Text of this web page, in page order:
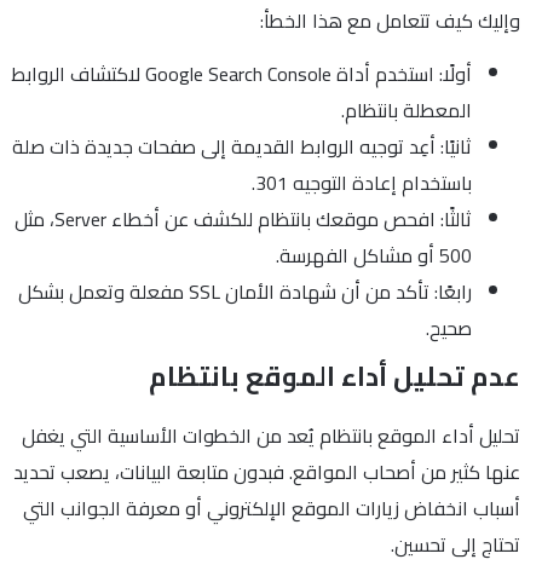
وإليك كيف تتعامل مع هذا الخطأ:
أولًا: استخدم أداة Google Search Console لاكتشاف الروابط
المعطلة بانتظام.
ثانيًا: أعِد توجيه الروابط القديمة إلى صفحات جديدة ذات صلة
باستخدام إعادة التوجيه 301.
ثالثًا: افحص موقعك بانتظام للكشف عن أخطاء Server، مثل
500 أو مشاكل الفهرسة.
رابعًا: تأكد من أن شهادة الأمان SSL مفعلة وتعمل بشكل
صحيح.
عدم تحليل أداء الموقع بانتظام
تحليل أداء الموقع بانتظام يُعد من الخطوات الأساسية التي يغفل
عنها كثير من أصحاب المواقع. فبدون متابعة البيانات، يصعب تحديد
أسباب انخفاض زيارات الموقع الإلكتروني أو معرفة الجوانب التي
تحتاج إلى تحسين.